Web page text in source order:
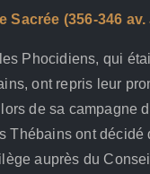
Sacrée (356-346 av.
les Phocidiens, qui
ont repris leur
lors de sa campagne
Thébains ont
auprès du